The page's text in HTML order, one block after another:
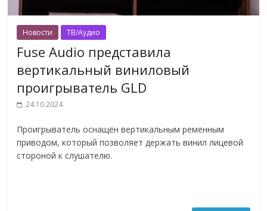
Новости ТВ/Аудио
Fuse Audio представила
вертикальный виниловый
проигрыватель GLD
24.10.2024
Проигрыватель оснащён вертикальным ременным
приводом, который позволяет держать винил лицевой
стороной к слушателю.